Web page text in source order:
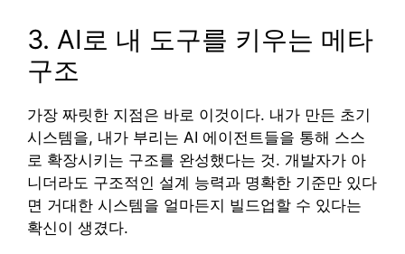
3. AI로 내 도구를 키우는 메타
구조
가장 짜릿한 지점은 바로 이것이다. 내가 만든 초기
시스템을, 내가 부리는 AI 에이전트들을 통해 스스
로 확장시키는 구조를 완성했다는 것. 개발자가 아
니더라도 구조적인 설계 능력과 명확한 기준만 있다
면 거대한 시스템을 얼마든지 빌드업할 수 있다는
확신이 생겼다.